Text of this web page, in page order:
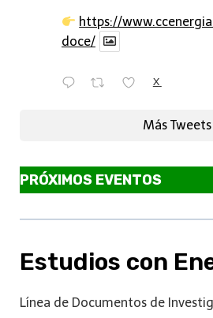
https://
doce/
X
Más Tweets
PRÓXIMOS EVENTOS
Estudios con
Línea de Documentos de